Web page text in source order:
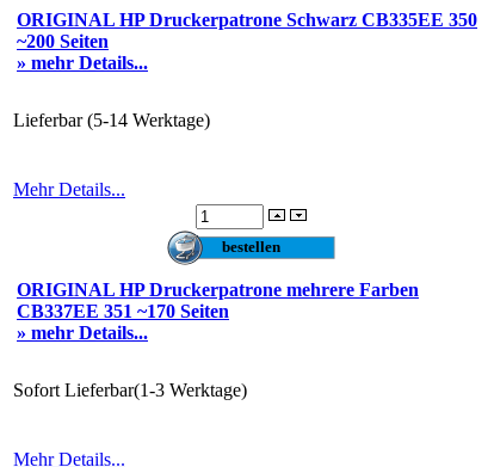
ORIGINAL HP Druckerpatrone Schwarz CB335EE 350
~200 Seiten
» mehr Details...
Lieferbar (5-14 Werktage)
Mehr Details...
ORIGINAL HP Druckerpatrone mehrere Farben
CB337EE 351 ~170 Seiten
» mehr Details...
Sofort Lieferbar(1-3 Werktage)
Mehr Details...